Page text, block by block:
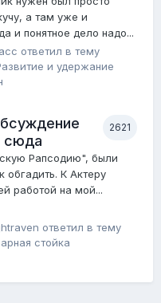
а там уже и
и понятное дело надо...
ответил в тему
и удержание
2621
сюда
Рапсодию", были
К Актеру
работой на мой...
ответил в тему
стойка